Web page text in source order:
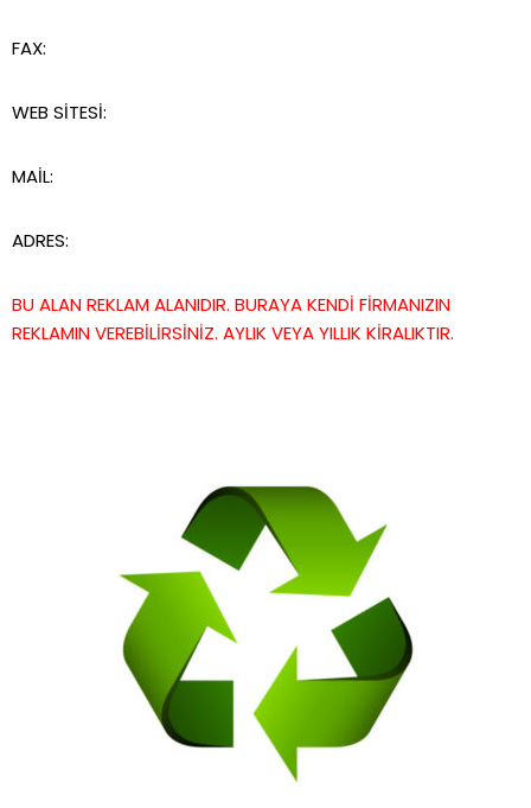
FAX:
WEB SİTESİ:
MAİL:
ADRES:
BU ALAN REKLAM ALANIDIR. BURAYA KENDİ FİRMANIZIN
REKLAMIN VEREBİLİRSİNİZ. AYLIK VEYA YILLIK KİRALIKTIR.